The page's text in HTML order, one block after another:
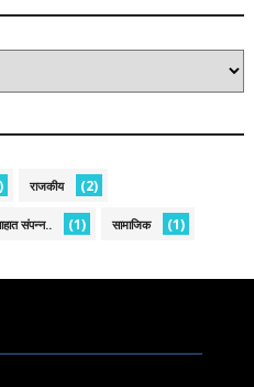
राजकीय (2)
संपन्न.. (1) सामाजिक (1)